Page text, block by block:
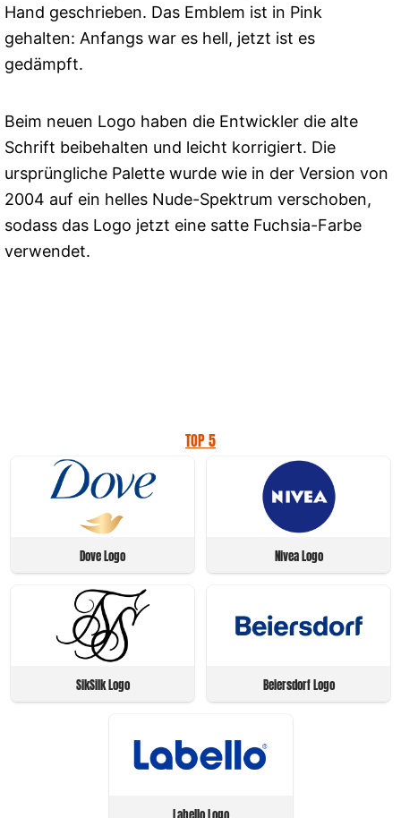
Hand geschrieben. Das Emblem ist in Pink
gehalten: Anfangs war es hell, jetzt ist es
gedämpft.
Beim neuen Logo haben die Entwickler die alte
Schrift beibehalten und leicht korrigiert. Die
ursprüngliche Palette wurde wie in der Version von
2004 auf ein helles Nude-Spektrum verschoben,
sodass das Logo jetzt eine satte Fuchsia-Farbe
verwendet.
TOP 5
Dove Logo Nivea Logo
SikSilk Logo Beiersdorf Logo